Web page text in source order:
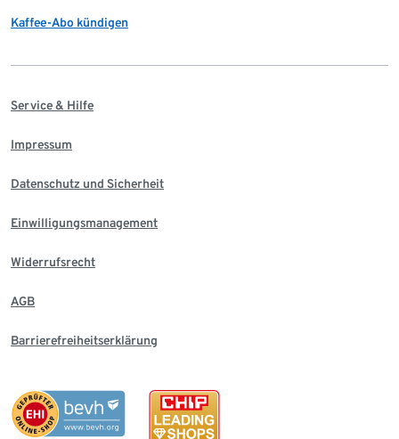
Kaffee-Abo kündigen
Service & Hilfe
Impressum
Datenschutz und Sicherheit
Einwilligungsmanagement
Widerrufsrecht
AGB
Barrierefreiheitserklärung